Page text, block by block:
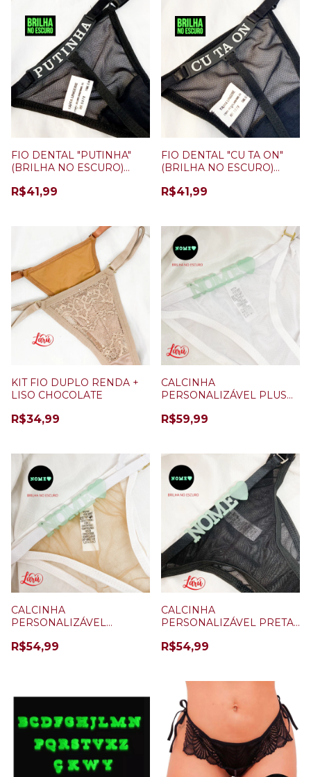
FIO DENTAL "PUTINHA"
(BRILHA NO ESCURO)
R$41,99
FIO DENTAL "CU TA ON"
(BRILHA NO ESCURO)
R$41,99
KIT FIO DUPLO RENDA +
LISO CHOCOLATE
R$34,99
CALCINHA
PERSONALIZÁVEL PLUS
(BRILHA NO ESCURO)
R$59,99
CALCINHA
PERSONALIZÁVEL
LETRAS (BRILHA NO
R$54,99
CALCINHA
PERSONALIZÁVEL PRETA
ESCURO)
R$54,99